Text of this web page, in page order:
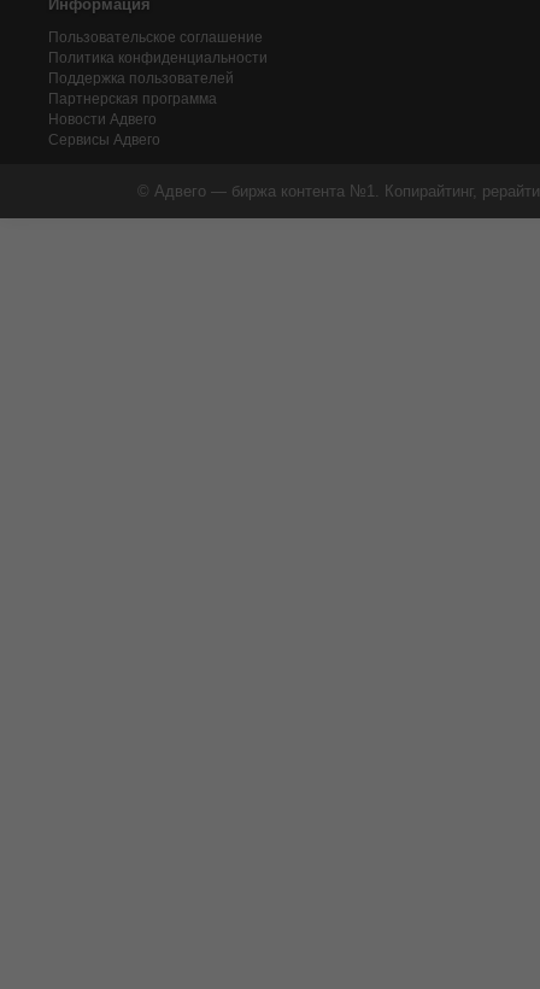
Информация
Пользовательское соглашение
Политика конфиденциальности
Поддержка пользователей
Партнерская программа
Новости Адвего
Сервисы Адвего
© Адвего — биржа контента №1. Копирайтинг,